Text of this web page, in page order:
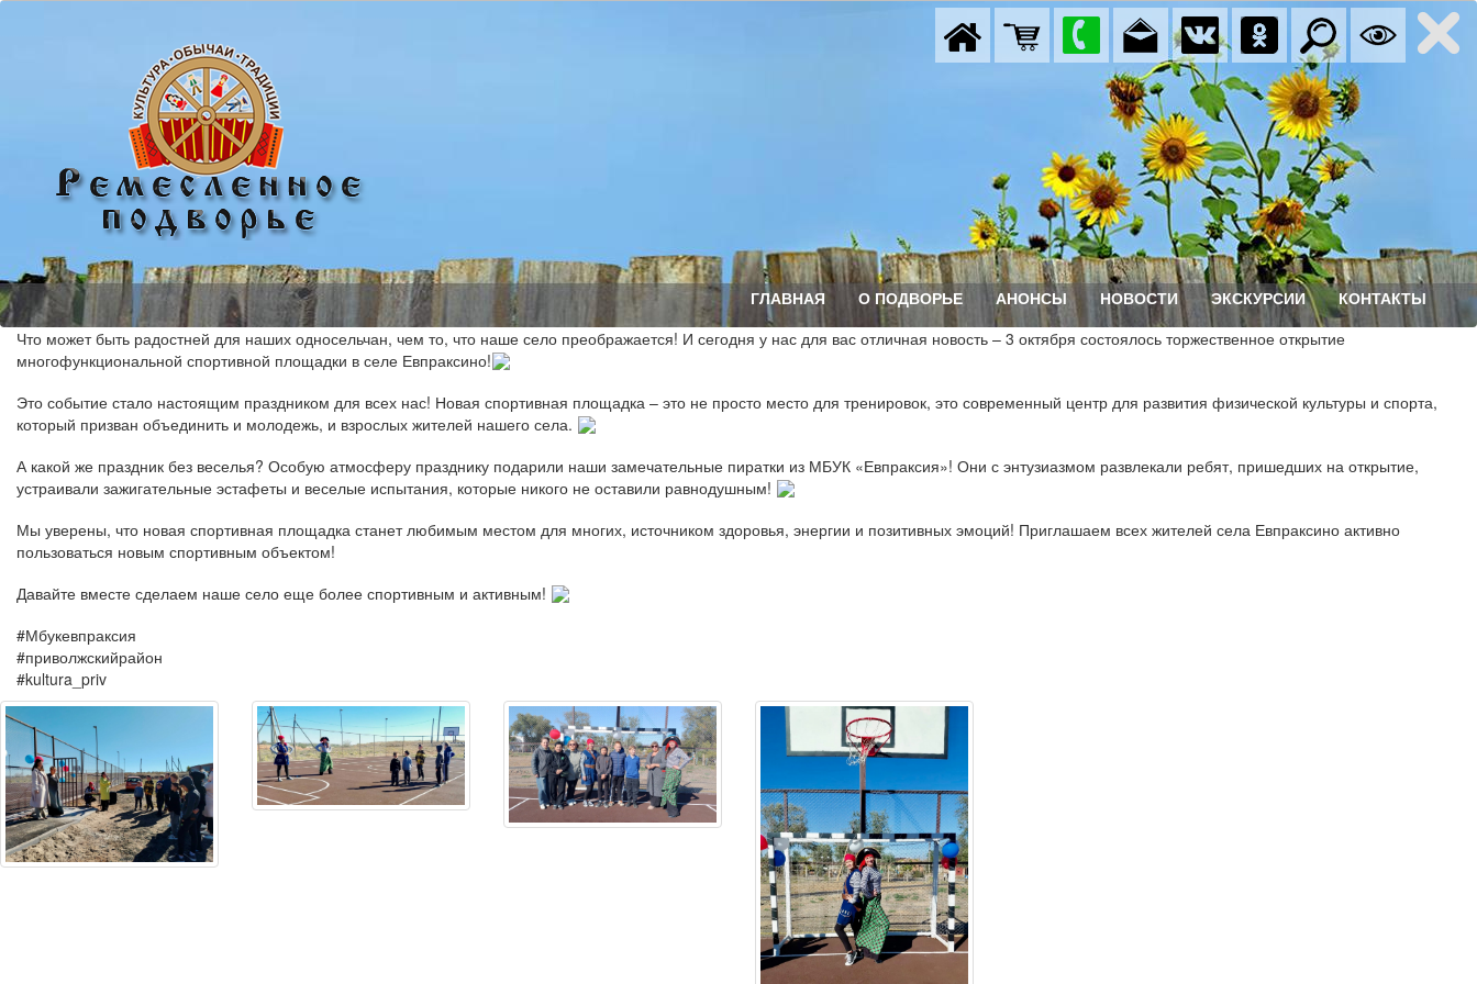
ГЛАВНАЯ О ПОДВОРЬЕ АНОНСЫ НОВОСТИ ЭКСКУРСИИ КОНТАКТЫ
Что может быть радостней для наших односельчан, чем то, что наше село преображается! И сегодня у нас для вас отличная новость – 3 октября состоялось торжественное открытие
многофункциональной спортивной площадки в селе Евпраксино!
Это событие стало настоящим праздником для всех нас! Новая спортивная площадка – это не просто место для тренировок, это современный центр для развития физической культуры и спорта,
который призван объединить и молодежь, и взрослых жителей нашего села.
А какой же праздник без веселья? Особую атмосферу празднику подарили наши замечательные пиратки из МБУК «Евпраксия»! Они с энтузиазмом развлекали ребят, пришедших на открытие,
устраивали зажигательные эстафеты и веселые испытания, которые никого не оставили равнодушным!
Мы уверены, что новая спортивная площадка станет любимым местом для многих, источником здоровья, энергии и позитивных эмоций! Приглашаем всех жителей села Евпраксино активно
пользоваться новым спортивным объектом!
Давайте вместе сделаем наше село еще более спортивным и активным!
#Мбукевпраксия
#приволжскийрайон
#kultura_priv